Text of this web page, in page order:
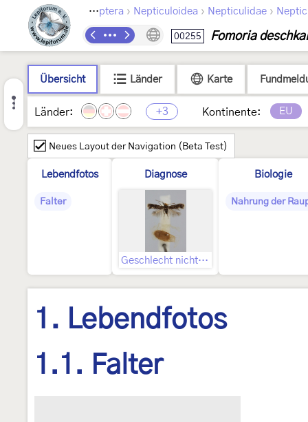
Lepidoptera › Nepticuloidea › Nepticulidae ›
00255 Fomoria deschkai
Übersicht Länder Karte
Länder: +3 Kontinente: EU
Neues Layout der Navigation (Beta Test)
Lebendfotos
Falter
Diagnose
Geschlecht nicht bestimmt
Biologie
Nahrung der
1. Lebendfotos
1.1. Falter